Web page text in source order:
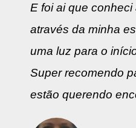
E foi ai que
através da minha
uma luz para o
Super recomendo
estão querendo